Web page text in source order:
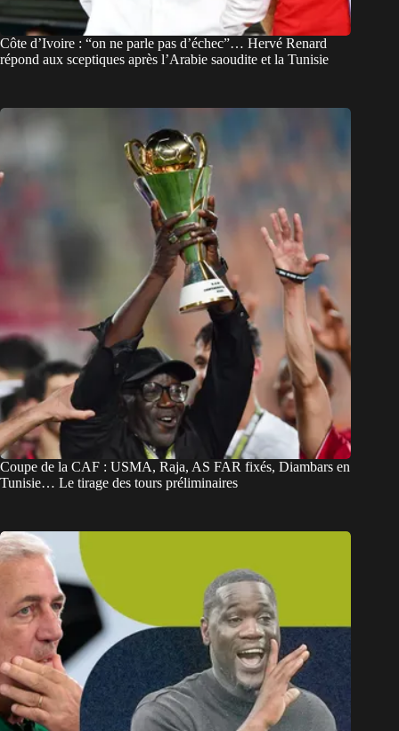
Côte d’Ivoire : “on ne parle pas d’échec”… Hervé Renard
répond aux sceptiques après l’Arabie saoudite et la Tunisie
Coupe de la CAF : USMA, Raja, AS FAR fixés, Diambars en
Tunisie… Le tirage des tours préliminaires